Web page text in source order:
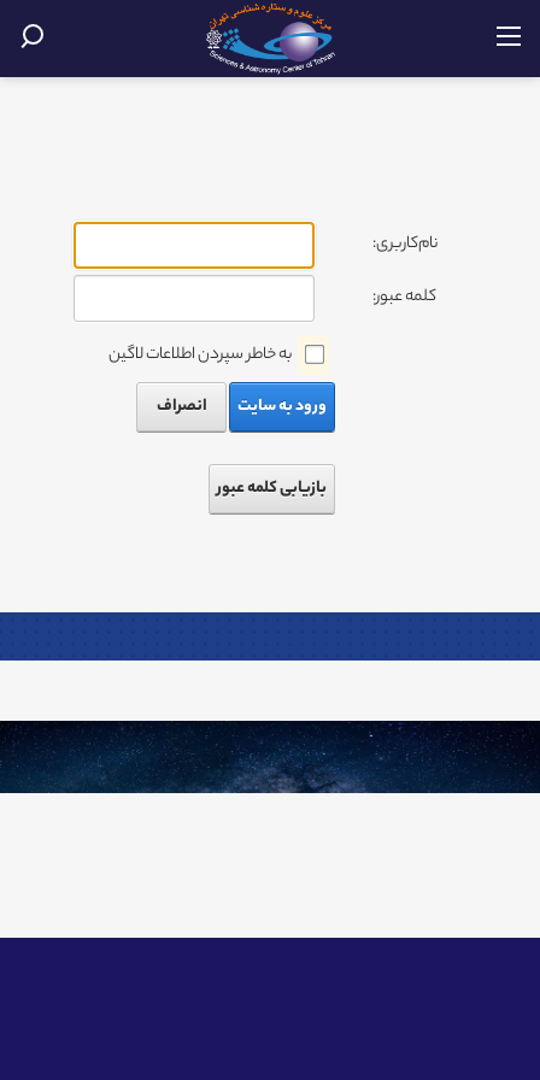
نام‌کاربری:
کلمه عبور:
به خاطر سپردن اطلاعات لاگین
ورود به سایت
انصراف
بازیابی کلمه عبور